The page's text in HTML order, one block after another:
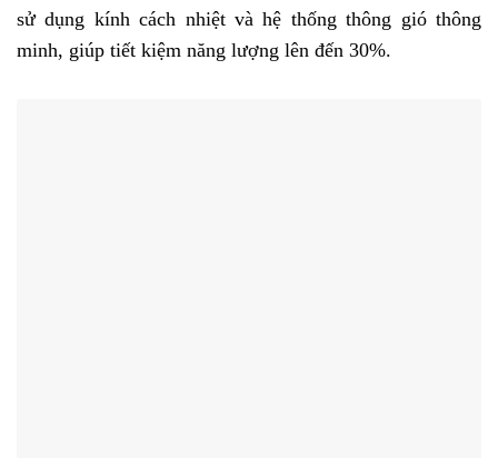
sử dụng kính cách nhiệt và hệ thống thông gió thông
minh, giúp tiết kiệm năng lượng lên đến 30%.